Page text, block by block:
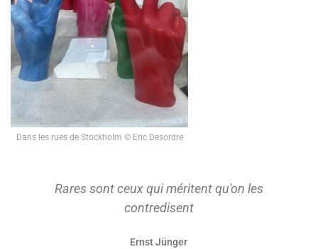
Dans les rues de Stockholm © Eric Desordre
Rares sont ceux qui méritent qu'on les
contredisent
Ernst Jünger